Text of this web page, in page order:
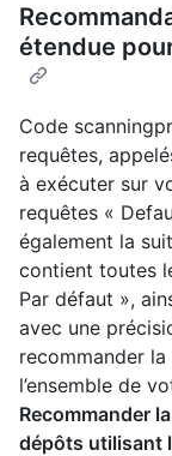
étendue
Code
requêtes,
à exécuter sur
requêtes «
également la
contient toutes
Par défaut »,
avec une
recommander
l’ensemble de
Recommander
dépôts utilisant